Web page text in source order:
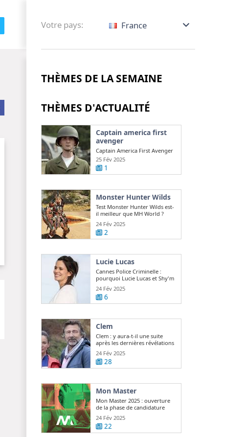
Votre pays: France
THÈMES DE LA SEMAINE
THÈMES D'ACTUALITÉ
Captain america first
avenger
Captain America First Avenger
: qui joue la version maigre de
Chris ...
25 Fév 2025
1
Monster Hunter Wilds
Test Monster Hunter Wilds est-
il meilleur que MH World ?
24 Fév 2025
2
Lucie Lucas
Cannes Police Criminelle :
pourquoi Lucie Lucas et Shy'm
sont ...
24 Fév 2025
6
Clem
Clem : y aura-t-il une suite
après les dernières révélations
? Lucie ...
24 Fév 2025
28
Mon Master
Mon Master 2025 : ouverture
de la phase de candidature
24 Fév 2025
22